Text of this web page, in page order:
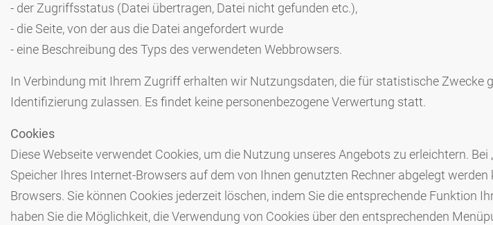
- der Zugriffsstatus (Datei übertragen, Datei nicht gefunden etc.),
- die Seite, von der aus die Datei angefordert wurde
- eine Beschreibung des Typs des verwendeten Webbrowsers.
In Verbindung mit Ihrem Zugriff erhalten wir Nutzungsdaten, die für statistische Zwecke
Identifizierung zulassen. Es findet keine personenbezogene Verwertung statt.
Cookies
Diese Webseite verwendet Cookies, um die Nutzung unseres Angebots zu erleichtern.
Speicher Ihres Internet-Browsers auf dem von Ihnen genutzten Rechner abgelegt
Browsers. Sie können Cookies jederzeit löschen, indem Sie die entsprechende Funktion
haben Sie die Möglichkeit, die Verwendung von Cookies über den entsprechenden